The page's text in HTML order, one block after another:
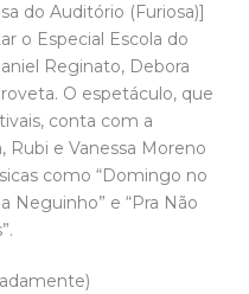
do Auditório (Furiosa)]
o Especial Escola do
Reginato, Debora
O espetáculo, que
conta com a
Rubi e Vanessa Moreno
como “Domingo no
Neguinho” e “Pra Não